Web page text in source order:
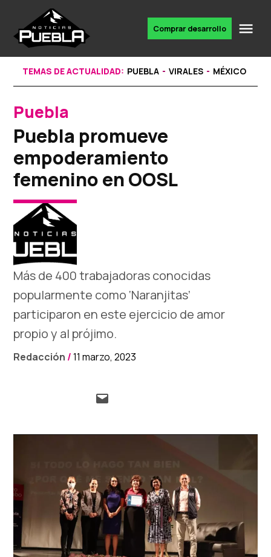
content
noticias
Comprar desarrollo
TEMAS DE ACTUALIDAD: PUEBLA VIRALES MÉXICO
POSTED
IN
Puebla
Puebla promueve
empoderamiento
femenino en OOSL
Más de 400 trabajadoras conocidas
popularmente como ‘Naranjitas’
participaron en este ejercicio de amor
propio y al prójimo.
Redacción / 11 marzo, 2023